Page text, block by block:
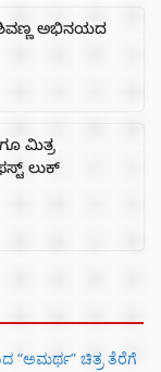
ಶಿವಣ್ಣ ಅಭಿನಯದ
ಮಿತ್ರ
ಲುಕ್
“ಅಮರ್ಥ” ಚಿತ್ರ ತೆರೆಗೆ